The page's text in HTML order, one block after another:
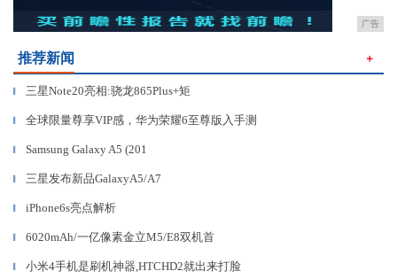
广告
推荐新闻 ＋
▎ 三星Note20亮相:骁龙865Plus+矩
▎ 全球限量尊享VIP感，华为荣耀6至尊版入手测
▎ Samsung Galaxy A5 (201
▎ 三星发布新品GalaxyA5/A7
▎ iPhone6s亮点解析
▎ 6020mAh/一亿像素金立M5/E8双机首
▎ 小米4手机是刷机神器,HTCHD2就出来打脸